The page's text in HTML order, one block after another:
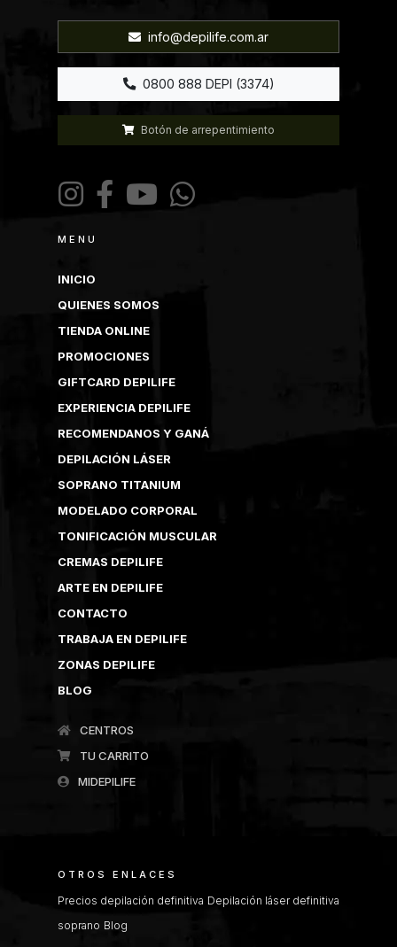
info@depilife.com.ar
0800 888 DEPI (3374)
Botón de arrepentimiento
MENU
INICIO
QUIENES SOMOS
TIENDA ONLINE
PROMOCIONES
GIFTCARD DEPILIFE
EXPERIENCIA DEPILIFE
RECOMENDANOS Y GANÁ
DEPILACIÓN LÁSER
SOPRANO TITANIUM
MODELADO CORPORAL
TONIFICACIÓN MUSCULAR
CREMAS DEPILIFE
ARTE EN DEPILIFE
CONTACTO
TRABAJA EN DEPILIFE
ZONAS DEPILIFE
BLOG
CENTROS
TU CARRITO
MIDEPILIFE
OTROS ENLACES
Precios depilación definitiva Depilación láser definitiva
soprano Blog